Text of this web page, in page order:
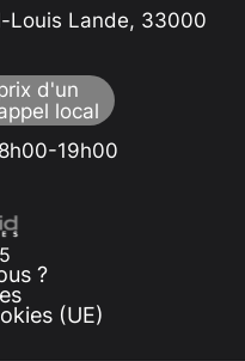
Louis Lande, 33000
d'un
local
19h00
?
(UE)